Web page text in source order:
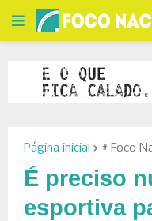
Página inicial # Foco
É preciso
esportiva